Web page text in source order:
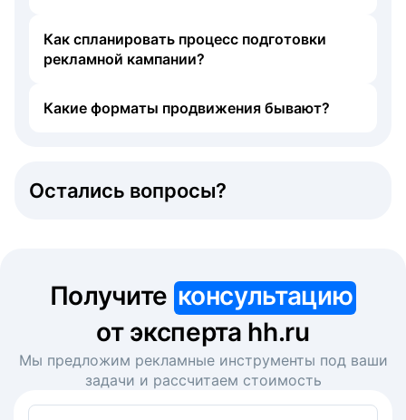
Как спланировать процесс подготовки
рекламной кампании?
Какие форматы продвижения бывают?
Остались вопросы?
Получите консультацию
от эксперта hh.ru
Мы предложим рекламные инструменты под ваши
задачи и рассчитаем стоимость